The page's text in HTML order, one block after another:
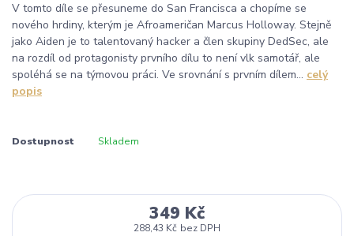
V tomto díle se přesuneme do San Francisca a chopíme se
nového hrdiny, kterým je Afroameričan Marcus Holloway. Stejně
jako Aiden je to talentovaný hacker a člen skupiny DedSec, ale
na rozdíl od protagonisty prvního dílu to není vlk samotář, ale
spoléhá se na týmovou práci. Ve srovnání s prvním dílem... celý
popis
Dostupnost Skladem
349 Kč
288,43 Kč bez DPH